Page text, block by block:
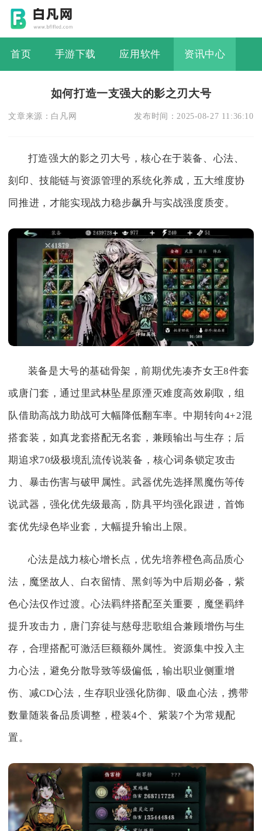
首页 手游下载 应用软件 资讯中心
如何打造一支强大的影之刃大号
文章来源： 白凡网 发布时间： 2025-08-27 11:36:10
打造强大的影之刃大号，核心在于装备、心法、
刻印、技能链与资源管理的系统化养成，五大维度协
同推进，才能实现战力稳步飙升与实战强度质变。
装备是大号的基础骨架，前期优先凑齐女王8件套
或唐门套，通过里武林坠星原湮灭难度高效刷取，组
队借助高战力助战可大幅降低翻车率。中期转向4+2混
搭套装，如真龙套搭配无名套，兼顾输出与生存；后
期追求70级极境乱流传说装备，核心词条锁定攻击
力、暴击伤害与破甲属性。武器优先选择黑魔伤等传
说武器，强化优先级最高，防具平均强化跟进，首饰
套优先绿色毕业套，大幅提升输出上限。
心法是战力核心增长点，优先培养橙色高品质心
法，魔堡故人、白衣留情、黑剑等为中后期必备，紫
色心法仅作过渡。心法羁绊搭配至关重要，魔堡羁绊
提升攻击力，唐门弃徒与慈母悲歌组合兼顾增伤与生
存，合理搭配可激活巨额额外属性。资源集中投入主
力心法，避免分散导致等级偏低，输出职业侧重增
伤、减CD心法，生存职业强化防御、吸血心法，携带
数量随装备品质调整，橙装4个、紫装7个为常规配
置。